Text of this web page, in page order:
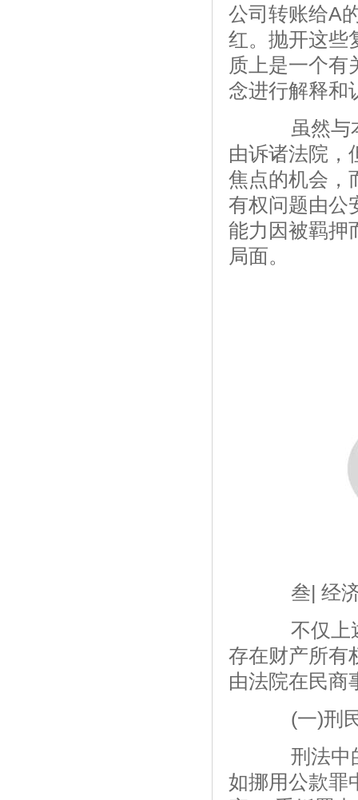
公司转账给A
红。抛开这些
质上是一个有
念进行解释和
虽然与本
由诉诸法院，
焦点的机会，
有权问题由公
能力因被羁押
局面。
叁| 经济
不仅上述
存在财产所有
由法院在民商
(一)刑民
刑法中的
如挪用公款罪